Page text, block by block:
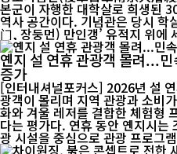
본군이 자행한 대학살로 희생된
역사 공간이다. 기념관은 당시 학
门, 장둥먼) 만인갱’ 유적지 위에
옌지 설 연휴 관광객 몰려...
증가
[인터내셔널포커스] 2026년 설
광객이 몰리며 지역 관광과 소비
화와 겨울 레저를 결합한 체험형
다는 평가다. 연휴 동안 옌지시는 조선족 민속 체험과 공연, 겨울 관
광 시설을 중심으로 관광 프로그